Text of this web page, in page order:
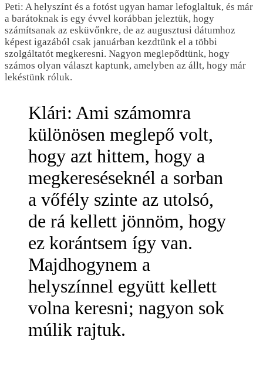
Peti: A helyszínt és a fotóst ugyan hamar lefoglaltuk, és már
a barátoknak is egy évvel korábban jeleztük, hogy
számítsanak az esküvőnkre, de az augusztusi dátumhoz
képest igazából csak januárban kezdtünk el a többi
szolgáltatót megkeresni. Nagyon meglepődtünk, hogy
számos olyan választ kaptunk, amelyben az állt, hogy már
lekéstünk róluk.
Klári: Ami számomra
különösen meglepő volt,
hogy azt hittem, hogy a
megkereséseknél a sorban
a vőfély szinte az utolsó,
de rá kellett jönnöm, hogy
ez korántsem így van.
Majdhogynem a
helyszínnel együtt kellett
volna keresni; nagyon sok
múlik rajtuk.